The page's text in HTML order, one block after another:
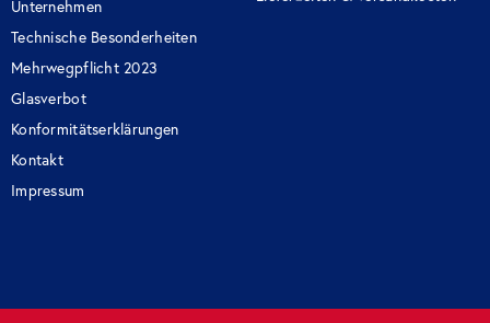
Unternehmen
Technische Besonderheiten
Mehrwegpflicht 2023
Glasverbot
Konformitätserklärungen
Kontakt
Impressum